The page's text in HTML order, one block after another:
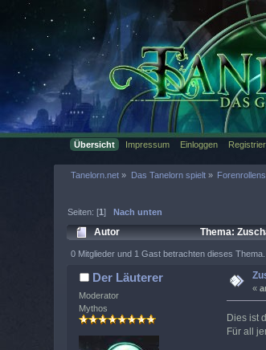
Übersicht Impressum Einloggen
Tanelorn.net » Das Tanelorn spielt»
Seiten: [1]Nach unten
Autor Thema:
0 Mitglieder und 1 Gast betrachten dieses Thema.
Der Läuterer
Moderator
Mythos
«
Dies ist
Für all